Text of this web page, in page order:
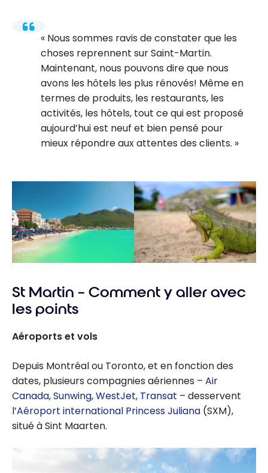
Nous sommes ravis de constater que les
choses reprennent sur Saint-Martin.
Maintenant, nous pouvons dire que nous
avons les hôtels les plus rénovés! Même en
termes de produits, les restaurants, les
activités, les hôtels, tout ce qui est proposé
aujourd’hui est neuf et bien pensé pour
mieux répondre aux attentes des clients.
St Martin – Comment y aller avec
les points
Aéroports et vols
Depuis Montréal ou Toronto, et en fonction des
dates, plusieurs compagnies aériennes – Air
Canada,Sunwing,WestJet, Transat – desservent
l’Aéroport international Princess Juliana (SXM),
situé à Sint Maarten.